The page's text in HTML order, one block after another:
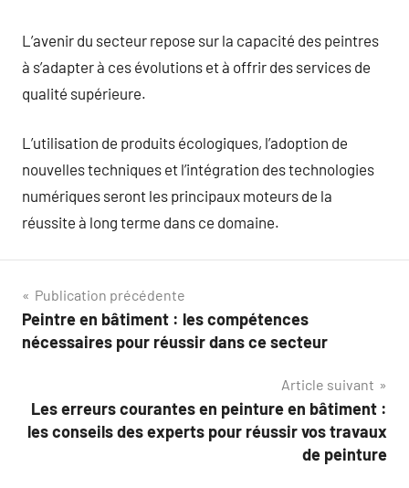
L’avenir du secteur repose sur la capacité des peintres
à s’adapter à ces évolutions et à offrir des services de
qualité supérieure.
L’utilisation de produits écologiques, l’adoption de
nouvelles techniques et l’intégration des technologies
numériques seront les principaux moteurs de la
réussite à long terme dans ce domaine.
Navigation
de
Publication précédente
Peintre en bâtiment : les compétences
nécessaires pour réussir dans ce secteur
Article suivant
Les erreurs courantes en peinture en bâtiment :
les conseils des experts pour réussir vos travaux
de peinture